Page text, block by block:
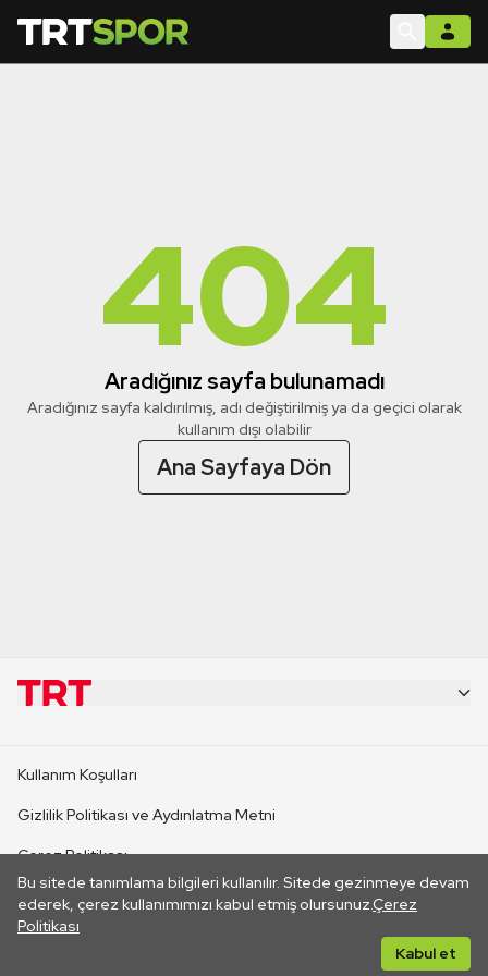
404
Aradığınız sayfa bulunamadı
Aradığınız sayfa kaldırılmış, adı değiştirilmiş ya da geçici olarak
kullanım dışı olabilir
Ana Sayfaya Dön
Bu sitede tanımlama bilgileri kullanılır. Sitede gezinmeye devam
ederek, çerez kullanımımızı kabul etmiş olursunuz.Çerez
Politikası
Kabul et
CANLI YAYINLAR
Kullanım Koşulları
Gizlilik Politikası ve Aydınlatma Metni
Çerez Politikası
İletişim
Her hakkı saklıdır. ©2026 TRT. Bağlantı yoluyla gidilen dış